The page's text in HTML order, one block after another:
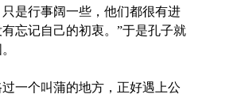
是行事阔一些，他们都很有进
忘记自己的初衷。”于是孔子就
个叫蒲的地方，正好遇上公